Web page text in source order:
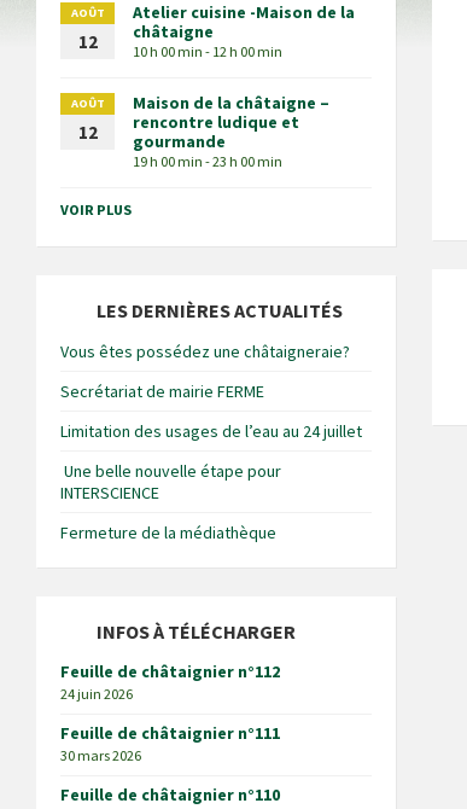
AOÛT
12
Atelier cuisine -Maison de la
châtaigne
10 h 00 min - 12 h 00 min
AOÛT
12
Maison de la châtaigne –
rencontre ludique et
gourmande
19 h 00 min - 23 h 00 min
VOIR PLUS
LES DERNIÈRES ACTUALITÉS
Vous êtes possédez une châtaigneraie?
Secrétariat de mairie FERME
Limitation des usages de l’eau au 24 juillet
Une belle nouvelle étape pour
INTERSCIENCE
Fermeture de la médiathèque
INFOS À TÉLÉCHARGER
Feuille de châtaignier n°112
24 juin 2026
Feuille de châtaignier n°111
30 mars 2026
Feuille de châtaignier n°110